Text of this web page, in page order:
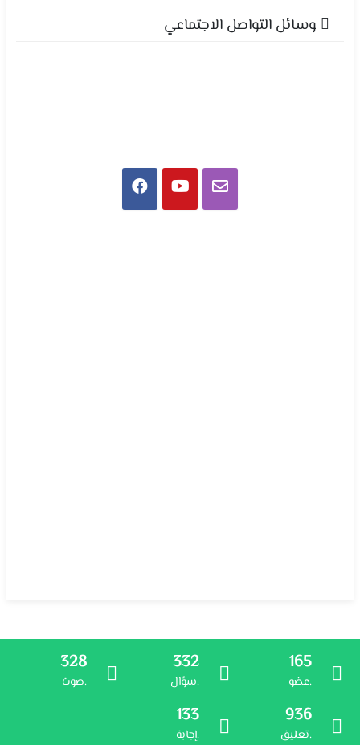
وسائل التواصل الاجتماعي
165
عضو.
332
سؤال.
328
صوت.
936
تعليق.
133
إجابة.